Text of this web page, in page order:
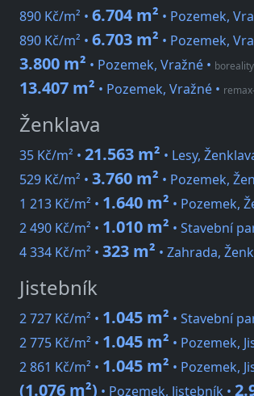
890 Kč/m² • 6.704 m² • Pozemek,
890 Kč/m² • 6.703 m² • Pozemek,
3.800 m² • Pozemek, Vražné •
13.407 m² • Pozemek, Vražné •
Ženklava
35 Kč/m² • 21.563 m² • Lesy,
529 Kč/m² • 3.760 m² • Pozemek,
1 213 Kč/m² • 1.640 m² • Pozemek,
2 490 Kč/m² • 1.010 m² • Stavební
4 334 Kč/m² • 323 m² • Zahrada,
Jistebník
2 727 Kč/m² • 1.045 m² • Stavební
2 775 Kč/m² • 1.045 m² • Pozemek,
2 861 Kč/m² • 1.045 m² • Pozemek,
(1.076 m²) • Pozemek, Jistebník •